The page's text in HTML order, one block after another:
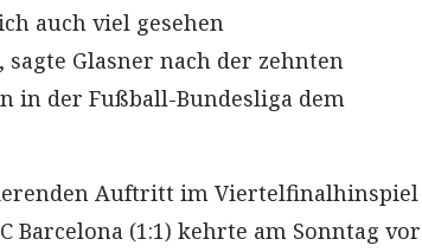
auch viel gesehen
Glasner nach der zehnten
in der Fußball-Bundesliga dem
Auftritt im
Barcelona (1:1) kehrte am Sonntag